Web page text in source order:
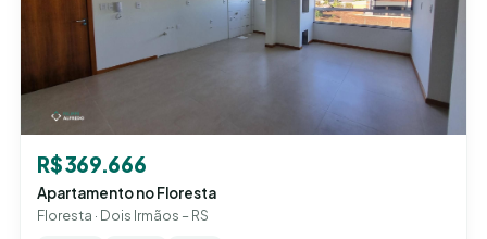
R$ 369.666
Apartamento no Floresta
Floresta · Dois Irmãos – RS